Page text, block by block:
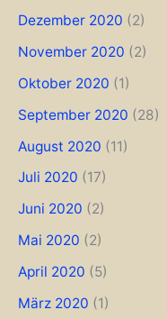
Dezember 2020 (2)
November 2020 (2)
Oktober 2020 (1)
September 2020 (28)
August 2020 (11)
Juli 2020 (17)
Juni 2020 (2)
Mai 2020 (2)
April 2020 (5)
März 2020 (1)